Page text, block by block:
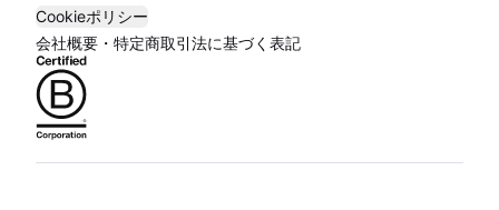
Cookieポリシー
会社概要・特定商取引法に基づく表記